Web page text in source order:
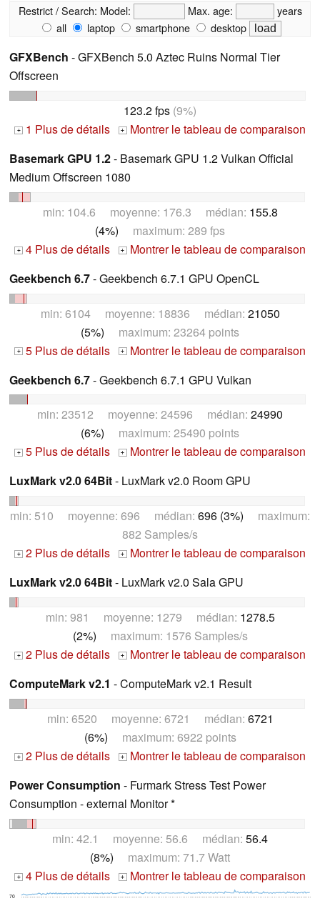
Restrict / Search: Model: Max. age:
years
all
laptop smartphone desktop
GFXBench - GFXBench 5.0 Aztec Ruins Normal Tier
Offscreen
123.2 fps (9%)
+ 1 Plus de détails + Montrer le tableau de comparaison
Basemark GPU 1.2- Basemark GPU 1.2 Vulkan Official
Medium Offscreen 1080
min: 104.6 moyenne: 176.3 médian: 155.8
(4%) maximum: 289 fps
+ 4 Plus de détails + Montrer le tableau de comparaison
Geekbench 6.7- Geekbench 6.7.1 GPU OpenCL
min: 6104 moyenne: 18836 médian: 21050
(5%) maximum: 23264 points
+ 5 Plus de détails + Montrer le tableau de comparaison
Geekbench 6.7- Geekbench 6.7.1 GPU Vulkan
min: 23512 moyenne: 24596 médian: 24990
(6%) maximum: 25490 points
+ 5 Plus de détails + Montrer le tableau de comparaison
LuxMark v2.0 64Bit- LuxMark v2.0 Room GPU
min: 510 moyenne: 696 médian: 696 (3%) maximum:
882 Samples/s
+ 2 Plus de détails + Montrer le tableau de comparaison
LuxMark v2.0 64Bit- LuxMark v2.0 Sala GPU
min: 981 moyenne: 1279 médian: 1278.5
(2%) maximum: 1576 Samples/s
+ 2 Plus de détails + Montrer le tableau de comparaison
ComputeMark v2.1 - ComputeMark v2.1 Result
min: 6520 moyenne: 6721 médian: 6721
(6%) maximum: 6922 points
+ 2 Plus de détails + Montrer le tableau de comparaison
Power Consumption - Furmark Stress Test Power
Consumption - external Monitor *
min: 42.1 moyenne: 56.6 médian: 56.4
(8%) maximum: 71.7 Watt
+ 4 Plus de détails + Montrer le tableau de comparaison
70